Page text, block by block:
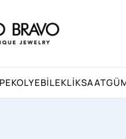
KOLYEBILEKLIKSAAT